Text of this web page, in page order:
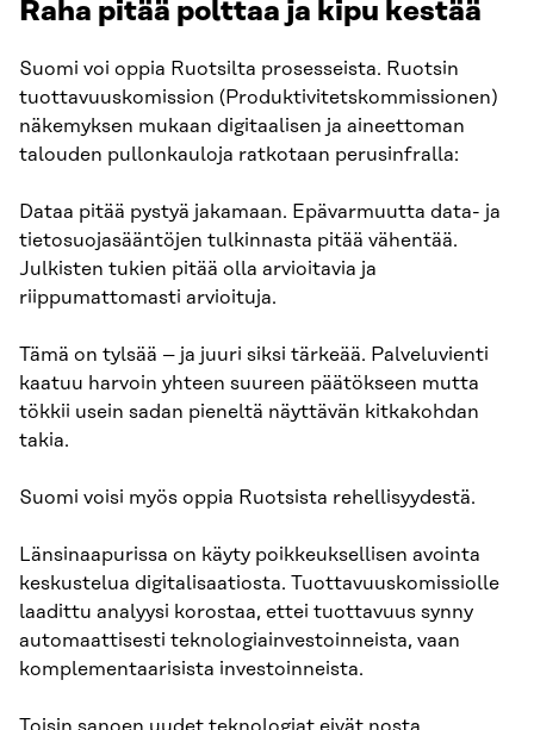
Raha pitää polttaa ja kipu kestää
Suomi voi oppia Ruotsilta prosesseista. Ruotsin
tuottavuuskomission (Produktivitetskommissionen)
näkemyksen mukaan digitaalisen ja aineettoman
talouden pullonkauloja ratkotaan perusinfralla:
Dataa pitää pystyä jakamaan. Epävarmuutta data- ja
tietosuojasääntöjen tulkinnasta pitää vähentää.
Julkisten tukien pitää olla arvioitavia ja
riippumattomasti arvioituja.
Tämä on tylsää – ja juuri siksi tärkeää. Palveluvienti
kaatuu harvoin yhteen suureen päätökseen mutta
tökkii usein sadan pieneltä näyttävän kitkakohdan
takia.
Suomi voisi myös oppia Ruotsista rehellisyydestä.
Länsinaapurissa on käyty poikkeuksellisen avointa
keskustelua digitalisaatiosta. Tuottavuuskomissiolle
laadittu analyysi korostaa, ettei tuottavuus synny
automaattisesti teknologiainvestoinneista, vaan
komplementaarisista investoinneista.